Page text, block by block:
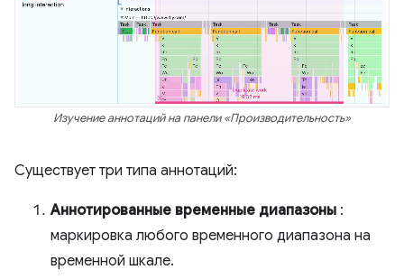
Изучение аннотаций на панели «Производительность»
Существует три типа аннотаций:
Аннотированные временные диапазоны :
маркировка любого временного диапазона на
временной шкале.